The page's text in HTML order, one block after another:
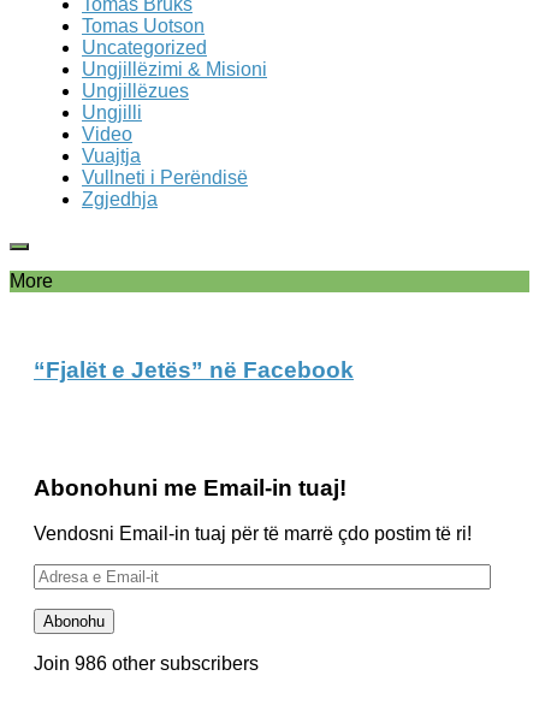
Tomas Uotson
Uncategorized
Ungjillëzimi & Misioni
Ungjillëzues
Ungjilli
Video
Vuajtja
Vullneti i Perëndisë
Zgjedhja
More
“Fjalët e Jetës” në Facebook
Abonohuni me Email-in tuaj!
Vendosni Email-in tuaj për të marrë çdo postim të ri!
Adresa
e
Email-
it
Abonohu
Join 986 other subscribers